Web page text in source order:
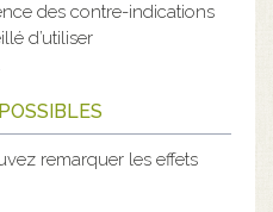
des contre-indications
d’utiliser
remarquer les effets